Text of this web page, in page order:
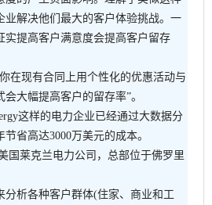
业解决他们最大的客户体验挑战。一
实提高客户满意度会提高客户留存
在现有合同上用个性化的优惠活动与
大幅提高客户的留存率”。
这样的电力企业已经通过大数据分
省高达3000万美元的成本。
国莱克兰电力公司，总部位于佛罗里
分析各种客户群体(住家、商业和工